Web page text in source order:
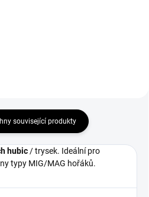
související produkty
hubic / trysek. Ideální pro
typy MIG/MAG hořáků.